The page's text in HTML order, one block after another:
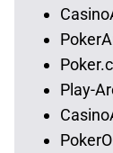
Play-